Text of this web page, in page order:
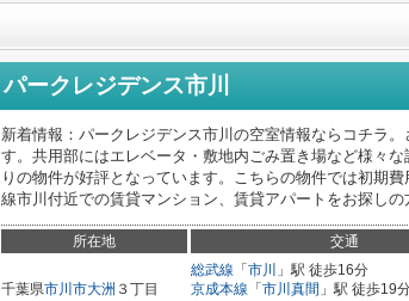
パークレジデンス市川
新着情報：パークレジデンス市川の空室情報ならコチラ
す。共用部にはエレベータ・敷地内ごみ置き場など様々
りの物件が好評となっています。こちらの物件では初期
線市川付近での賃貸マンション、賃貸アパートをお探し
所在地 交通
千葉県市川市大洲 ３丁目
総武線 「 市川
」駅 徒歩16分
京成本線 「 市川真間 」駅 徒歩19